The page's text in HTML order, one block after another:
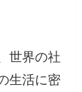
世界の社
生活に密